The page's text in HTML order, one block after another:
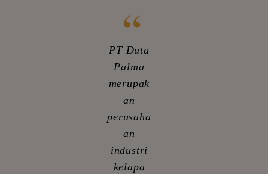
“
PT Duta
Palma
merupak
an
perusaha
an
industri
kelapa